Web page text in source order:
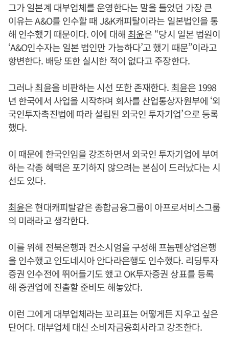
그가 일본계 대부업체를 운영한다는 말을 들었던 가장 큰
이유는 A&O를 인수할 때 J&K캐피탈이라는 일본법인을 통
해 인수했기 때문이다. 이에 대해 최윤은 “당시 일본 법원이
‘A&O인수자는 일본 법인만 가능하다’고 했기 때문”이라고
항변한다. 배당 또한 실시한 적이 없다고 주장한다.
그러나최윤을 비판하는 시선 또한 존재한다. 최윤은 1998
년 한국에서 사업을 시작하며 회사를 산업통상자원부에 ‘외
국인투자촉진법에 따라 설립된 외국인 투자기업’으로 등록
했다.
이 때문에 한국인임을 강조하면서 외국인 투자기업에 부여
하는 각종 혜택은 포기하지 않으려는 본심이 드러났다는 시
선도 있다.
최윤은 현대캐피탈같은 종합금융그룹이 아프로서비스그룹
의 미래라고 생각한다.
이를 위해 전북은행과 컨소시엄을 구성해 프놈펜상업은행
을 인수했고 인도네시아 안다라은행도 인수했다. 리딩투자
증권 인수전에 뛰어들기도 했고 OK투자증권 상표를 등록
해 증권업에 진출할 준비도 해놓았다.
이런 그에게 대부업체라는 꼬리표는 어떻게든 지우고 싶은
단어다. 대부업체 대신 소비자금융회사라고 강조한다.